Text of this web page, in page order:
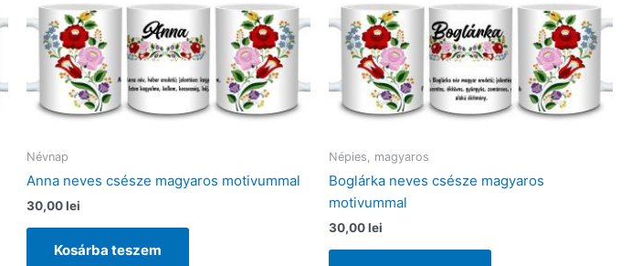
Névnap
Anna neves csésze magyaros motivummal
30,00lei
Kosárba teszem
Népies, magyaros
Boglárka neves csésze magyaros
motivummal
30,00lei